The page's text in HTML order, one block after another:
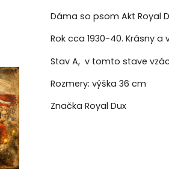
Dáma so psom Akt Royal
Rok cca 1930-40. Krásny
Stav A, v tomto stave
Rozmery: výška 36 cm
Značka Royal Dux